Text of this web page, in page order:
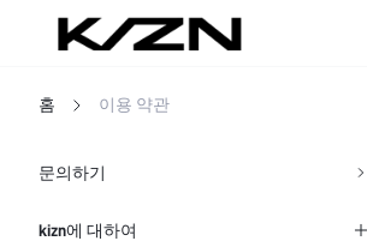
홈 이용 약관
문의하기
kizn에 대하여